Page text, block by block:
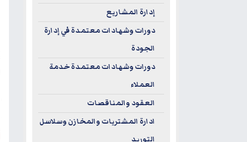
إدارة المشاريع
دورات وشهادات معتمدة في إدارة
الجودة
دورات وشهادات معتمدة خدمة
العملاء
العقود والمناقصات
ادارة المشتريات والمخازن وسلاسل
التوريد